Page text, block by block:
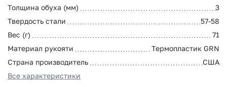
Толщина обуха (мм)
3
Твердость стали
57-58
Вес (г)
71
Материал рукояти
Термопластик GRN
Страна производитель
США
Все характеристики